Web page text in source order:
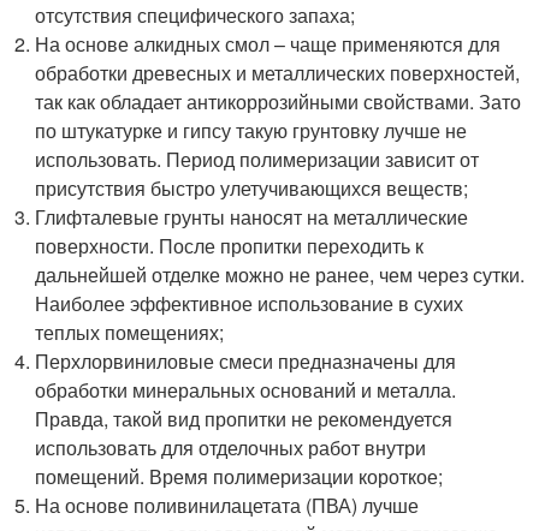
отсутствия специфического запаха;
На основе алкидных смол – чаще применяются для
обработки древесных и металлических поверхностей,
так как обладает антикоррозийными свойствами. Зато
по штукатурке и гипсу такую грунтовку лучше не
использовать. Период полимеризации зависит от
присутствия быстро улетучивающихся веществ;
Глифталевые грунты наносят на металлические
поверхности. После пропитки переходить к
дальнейшей отделке можно не ранее, чем через сутки.
Наиболее эффективное использование в сухих
теплых помещениях;
Перхлорвиниловые смеси предназначены для
обработки минеральных оснований и металла.
Правда, такой вид пропитки не рекомендуется
использовать для отделочных работ внутри
помещений. Время полимеризации короткое;
На основе поливинилацетата (ПВА) лучше